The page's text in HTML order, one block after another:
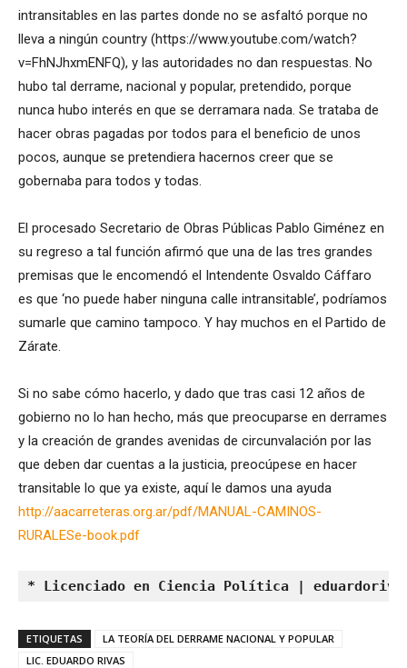
intransitables en las partes donde no se asfaltó porque no
lleva a ningún country (https://www.youtube.com/watch?
v=FhNJhxmENFQ), y las autoridades no dan respuestas. No
hubo tal derrame, nacional y popular, pretendido, porque
nunca hubo interés en que se derramara nada. Se trataba de
hacer obras pagadas por todos para el beneficio de unos
pocos, aunque se pretendiera hacernos creer que se
gobernaba para todos y todas.
El procesado Secretario de Obras Públicas Pablo Giménez en
su regreso a tal función afirmó que una de las tres grandes
premisas que le encomendó el Intendente Osvaldo Cáffaro
es que ‘no puede haber ninguna calle intransitable’, podríamos
sumarle que camino tampoco. Y hay muchos en el Partido de
Zárate.
Si no sabe cómo hacerlo, y dado que tras casi 12 años de
gobierno no lo han hecho, más que preocuparse en derrames
y la creación de grandes avenidas de circunvalación por las
que deben dar cuentas a la justicia, preocúpese en hacer
transitable lo que ya existe, aquí le damos una ayuda
http://aacarreteras.org.ar/pdf/MANUAL-CAMINOS-
RURALESe-book.pdf
* Licenciado en Ciencia Política |
ETIQUETAS
LA TEORÍA DEL DERRAME NACIONAL Y POPULAR
LIC. EDUARDO RIVAS